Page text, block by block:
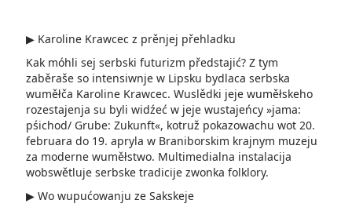
▶ Karoline Krawcec z prěnjej přehladku
Kak móhli sej serbski futurizm předstajić? Z tym
zaběraše so intensiwnje w Lipsku bydlaca serbska
wuměłča Karoline Krawcec. Wuslědki jeje wuměłskeho
rozestajenja su byli widźeć w jeje wustajeńcy »jama:
pśichod/ Grube: Zukunft«, kotruž pokazowachu wot 20.
februara do 19. apryla w Braniborskim krajnym muzeju
za moderne wuměłstwo. Multimedialna instalacija
wobswětluje serbske tradicije zwonka folklory.
▶ Wo wupućowanju ze Sakskeje